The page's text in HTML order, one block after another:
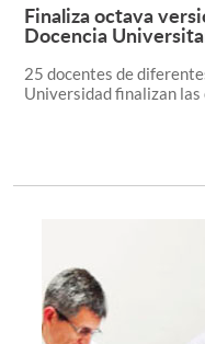
Finaliza octava
Docencia
25 docentes de
Universidad finalizan las